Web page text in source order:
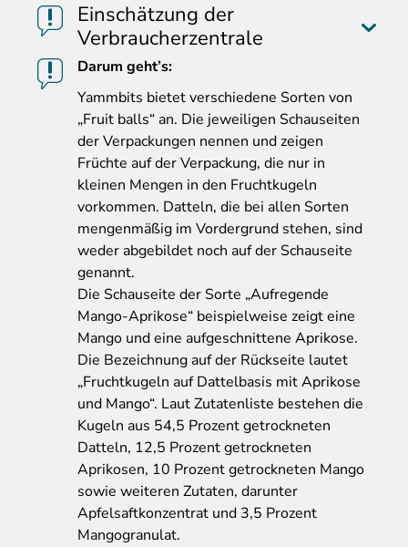
Einschätzung der
Verbraucherzentrale
Darum geht’s:
Yammbits bietet verschiedene Sorten von
„Fruit balls“ an. Die jeweiligen Schauseiten
der Verpackungen nennen und zeigen
Früchte auf der Verpackung, die nur in
kleinen Mengen in den Fruchtkugeln
vorkommen. Datteln, die bei allen Sorten
mengenmäßig im Vordergrund stehen, sind
weder abgebildet noch auf der Schauseite
genannt.
Die Schauseite der Sorte „Aufregende
Mango-Aprikose“ beispielweise zeigt eine
Mango und eine aufgeschnittene Aprikose.
Die Bezeichnung auf der Rückseite lautet
„Fruchtkugeln auf Dattelbasis mit Aprikose
und Mango“. Laut Zutatenliste bestehen die
Kugeln aus 54,5 Prozent getrockneten
Datteln, 12,5 Prozent getrockneten
Aprikosen, 10 Prozent getrockneten Mango
sowie weiteren Zutaten, darunter
Apfelsaftkonzentrat und 3,5 Prozent
Mangogranulat.